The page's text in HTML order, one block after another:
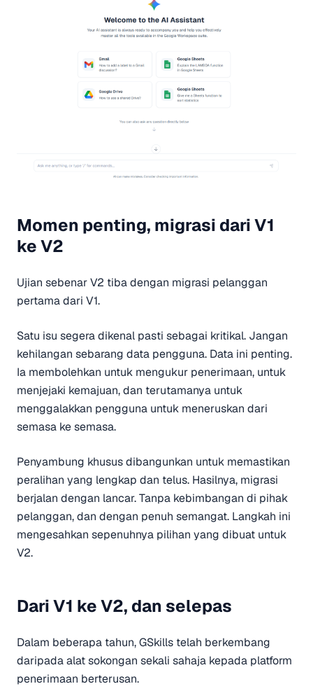
Momen penting, migrasi dari V1
ke V2
Ujian sebenar V2 tiba dengan migrasi pelanggan
pertama dari V1.
Satu isu segera dikenal pasti sebagai kritikal. Jangan
kehilangan sebarang data pengguna. Data ini penting.
Ia membolehkan untuk mengukur penerimaan, untuk
menjejaki kemajuan, dan terutamanya untuk
menggalakkan pengguna untuk meneruskan dari
semasa ke semasa.
Penyambung khusus dibangunkan untuk memastikan
peralihan yang lengkap dan telus. Hasilnya, migrasi
berjalan dengan lancar. Tanpa kebimbangan di pihak
pelanggan, dan dengan penuh semangat. Langkah ini
mengesahkan sepenuhnya pilihan yang dibuat untuk
V2.
Dari V1 ke V2, dan selepas
Dalam beberapa tahun, GSkills telah berkembang
daripada alat sokongan sekali sahaja kepada platform
penerimaan berterusan.